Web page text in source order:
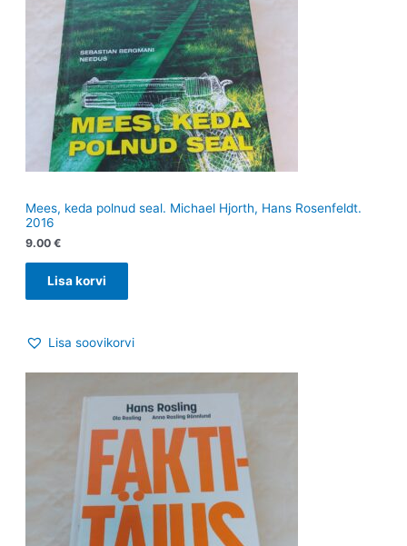
Mees, keda polnud seal. Michael Hjorth, Hans Rosenfeldt.
2016
9.00 €
Lisa korvi
Lisa soovikorvi